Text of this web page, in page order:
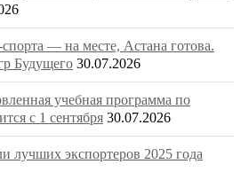
— на месте, Астана готова.
Будущего 30.07.2026
учебная программа по
с 1 сентября 30.07.2026
лучших экспортеров 2025 года